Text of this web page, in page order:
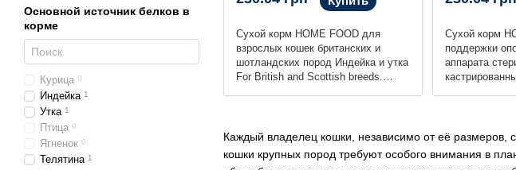
Каждый владелец кошки, независимо от её размеров,
кошки крупных пород требуют особого внимания в
Сухой корм HOME FOOD для
взрослых кошек британских и
шотландских пород Индейка и утка
For British and Scottish breeds.
Сухой корм
поддержки
аппарата
system. For
Основной источник белков в
корме
Курица 0
Индейка 1
Утка 1
Птица 0
Ягненок 0
Телятина 1